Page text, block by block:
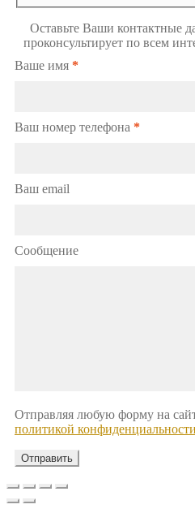
Оставьте Ваши контактные
проконсультирует по всем
Ваше имя *
Ваш номер телефона *
Ваш email
Сообщение
Отправляя любую форму на
политикой конфиденциальности